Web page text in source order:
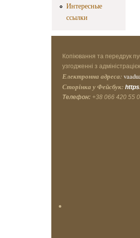
Интересные
ссылки
Копіювання та передрук
узгодженні з
Електронна адреса:
Сторінка у Фейсбук:
Телефон: +38 066 420 55